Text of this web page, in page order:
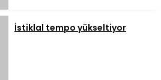
İstiklal tempo yükseltiyor